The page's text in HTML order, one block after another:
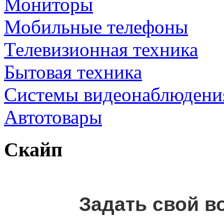
Мониторы
Мобильные телефоны
Телевизионная техника
Бытовая техника
Cистемы
Автотовары
Скайп
Задать свой